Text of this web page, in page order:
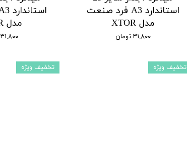
استاندارد A3 فرد صنعت
مدل XTOR
۳۱,۸۰۰ تومان
مدل XTOR
۳۱,۸۰۰ تومان
تخفیف ویژه تخفیف ویژه